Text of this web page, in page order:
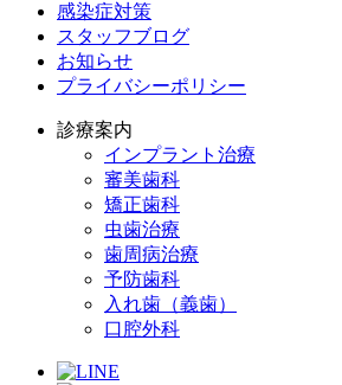
感染症対策
スタッフブログ
お知らせ
プライバシーポリシー
診療案内
インプラント治療
審美歯科
矯正歯科
虫歯治療
歯周病治療
予防歯科
入れ歯（義歯）
口腔外科